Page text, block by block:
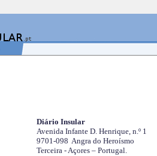
Diário Insular
Avenida Infante D. Henrique, n.º 1
9701-098 Angra do Heroísmo
Terceira - Açores – Portugal.